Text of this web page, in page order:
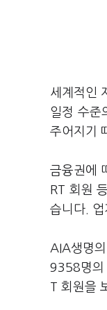
세계적인
일정 수준
주어지기
금융권에
RT 회원
습니다.
AIA생명
9358명의
T 회원을